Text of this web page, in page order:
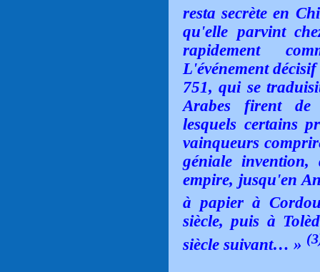
resta secrète en
qu'elle parvint
rapidement
L'événement
751, qui se
Arabes firent de
lesquels certains
vainqueurs
géniale
empire, jusqu'en
à papier à
siècle, puis à
siècle suivant… »